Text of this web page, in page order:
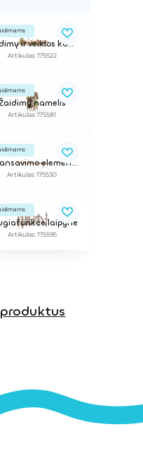
Žaidimų ir veiklos kompleksas
Artikulas: 175522
Žaidimų namelis
Artikulas: 175581
Balansavimo elementas
Artikulas: 175530
laipynė
Artikulas: 175595